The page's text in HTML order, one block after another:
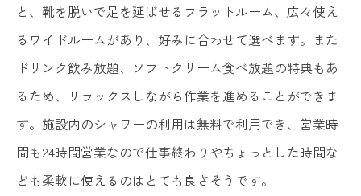
と、靴を脱いで足を延ばせるフラットルーム、広々使え
るワイドルームがあり、好みに合わせて選べます。また
ドリンク飲み放題、ソフトクリーム食べ放題の特典もあ
るため、リラックスしながら作業を進めることができま
す。施設内のシャワーの利用は無料で利用でき、営業時
間も24時間営業なので仕事終わりやちょっとした時間な
ども柔軟に使えるのはとても良さそうです。